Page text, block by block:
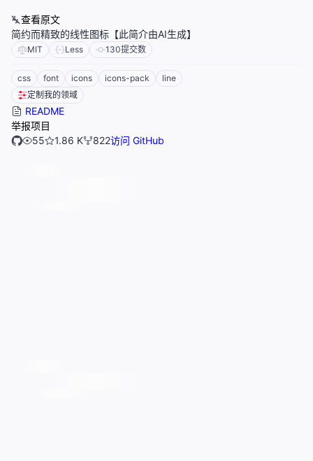
查看原文
简约而精致的线性图标【此简介由AI生成】
MIT Less 130提交数
css font icons icons-pack
line
定制我的领域
README
举报项目
55
1.86 K 822访问 GitHub